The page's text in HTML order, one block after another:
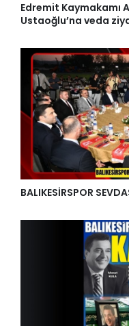
Edremit Kaymakamı
Ustaoğlu’na veda
BALIKESİRSPOR